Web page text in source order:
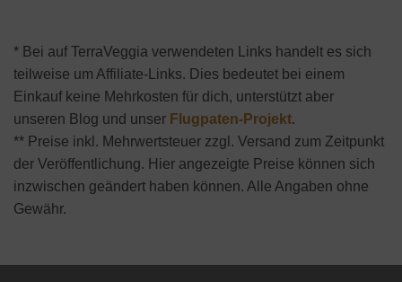
* Bei auf TerraVeggia verwendeten Links handelt es sich
teilweise um Affiliate-Links. Dies bedeutet bei einem
Einkauf keine Mehrkosten für dich, unterstützt aber
unseren Blog und unser Flugpaten-Projekt.
** Preise inkl. Mehrwertsteuer zzgl. Versand zum Zeitpunkt
der Veröffentlichung. Hier angezeigte Preise können sich
inzwischen geändert haben können. Alle Angaben ohne
Gewähr.